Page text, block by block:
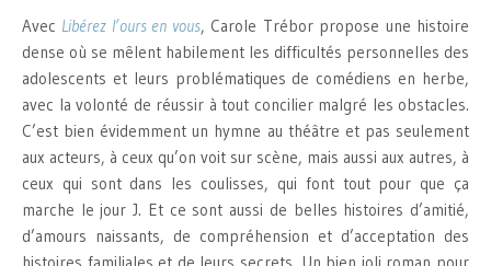
Avec Libérez l’ours en vous, Carole Trébor propose une histoire
dense où se mêlent habilement les difficultés personnelles des
adolescents et leurs problématiques de comédiens en herbe,
avec la volonté de réussir à tout concilier malgré les obstacles.
C’est bien évidemment un hymne au théâtre et pas seulement
aux acteurs, à ceux qu’on voit sur scène, mais aussi aux autres, à
ceux qui sont dans les coulisses, qui font tout pour que ça
marche le jour J. Et ce sont aussi de belles histoires d’amitié,
d’amours naissants, de compréhension et d’acceptation des